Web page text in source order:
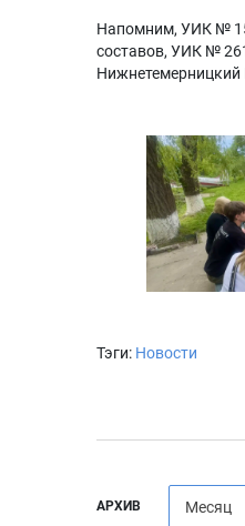
Напомним, УИК №
составов, УИК №
Нижнетемерницкий
Тэги: Новости
АРХИВ Месяц